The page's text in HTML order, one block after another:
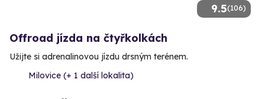
9.5(106)
Offroad jízda na čtyřkolkách
Užijte si adrenalinovou jízdu drsným terénem.
Milovice (+ 1 další lokalita)